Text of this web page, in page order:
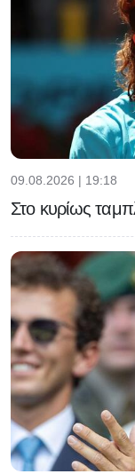
09.08.2026 | 19:18
Στο κυρίως